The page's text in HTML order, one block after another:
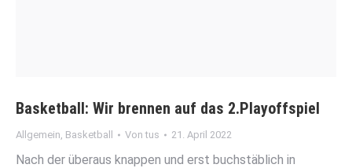
Basketball: Wir brennen auf das 2.Playoffspiel
Allgemein Basketball Vontus 21. April 2022
Nach der überaus knappen und erst buchstäblich in